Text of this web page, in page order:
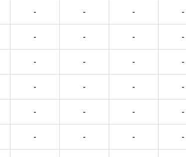
-
-
-
-
-
-
-
-
-
-
-
-
-
-
-
-
-
-
-
-
-
-
-
-